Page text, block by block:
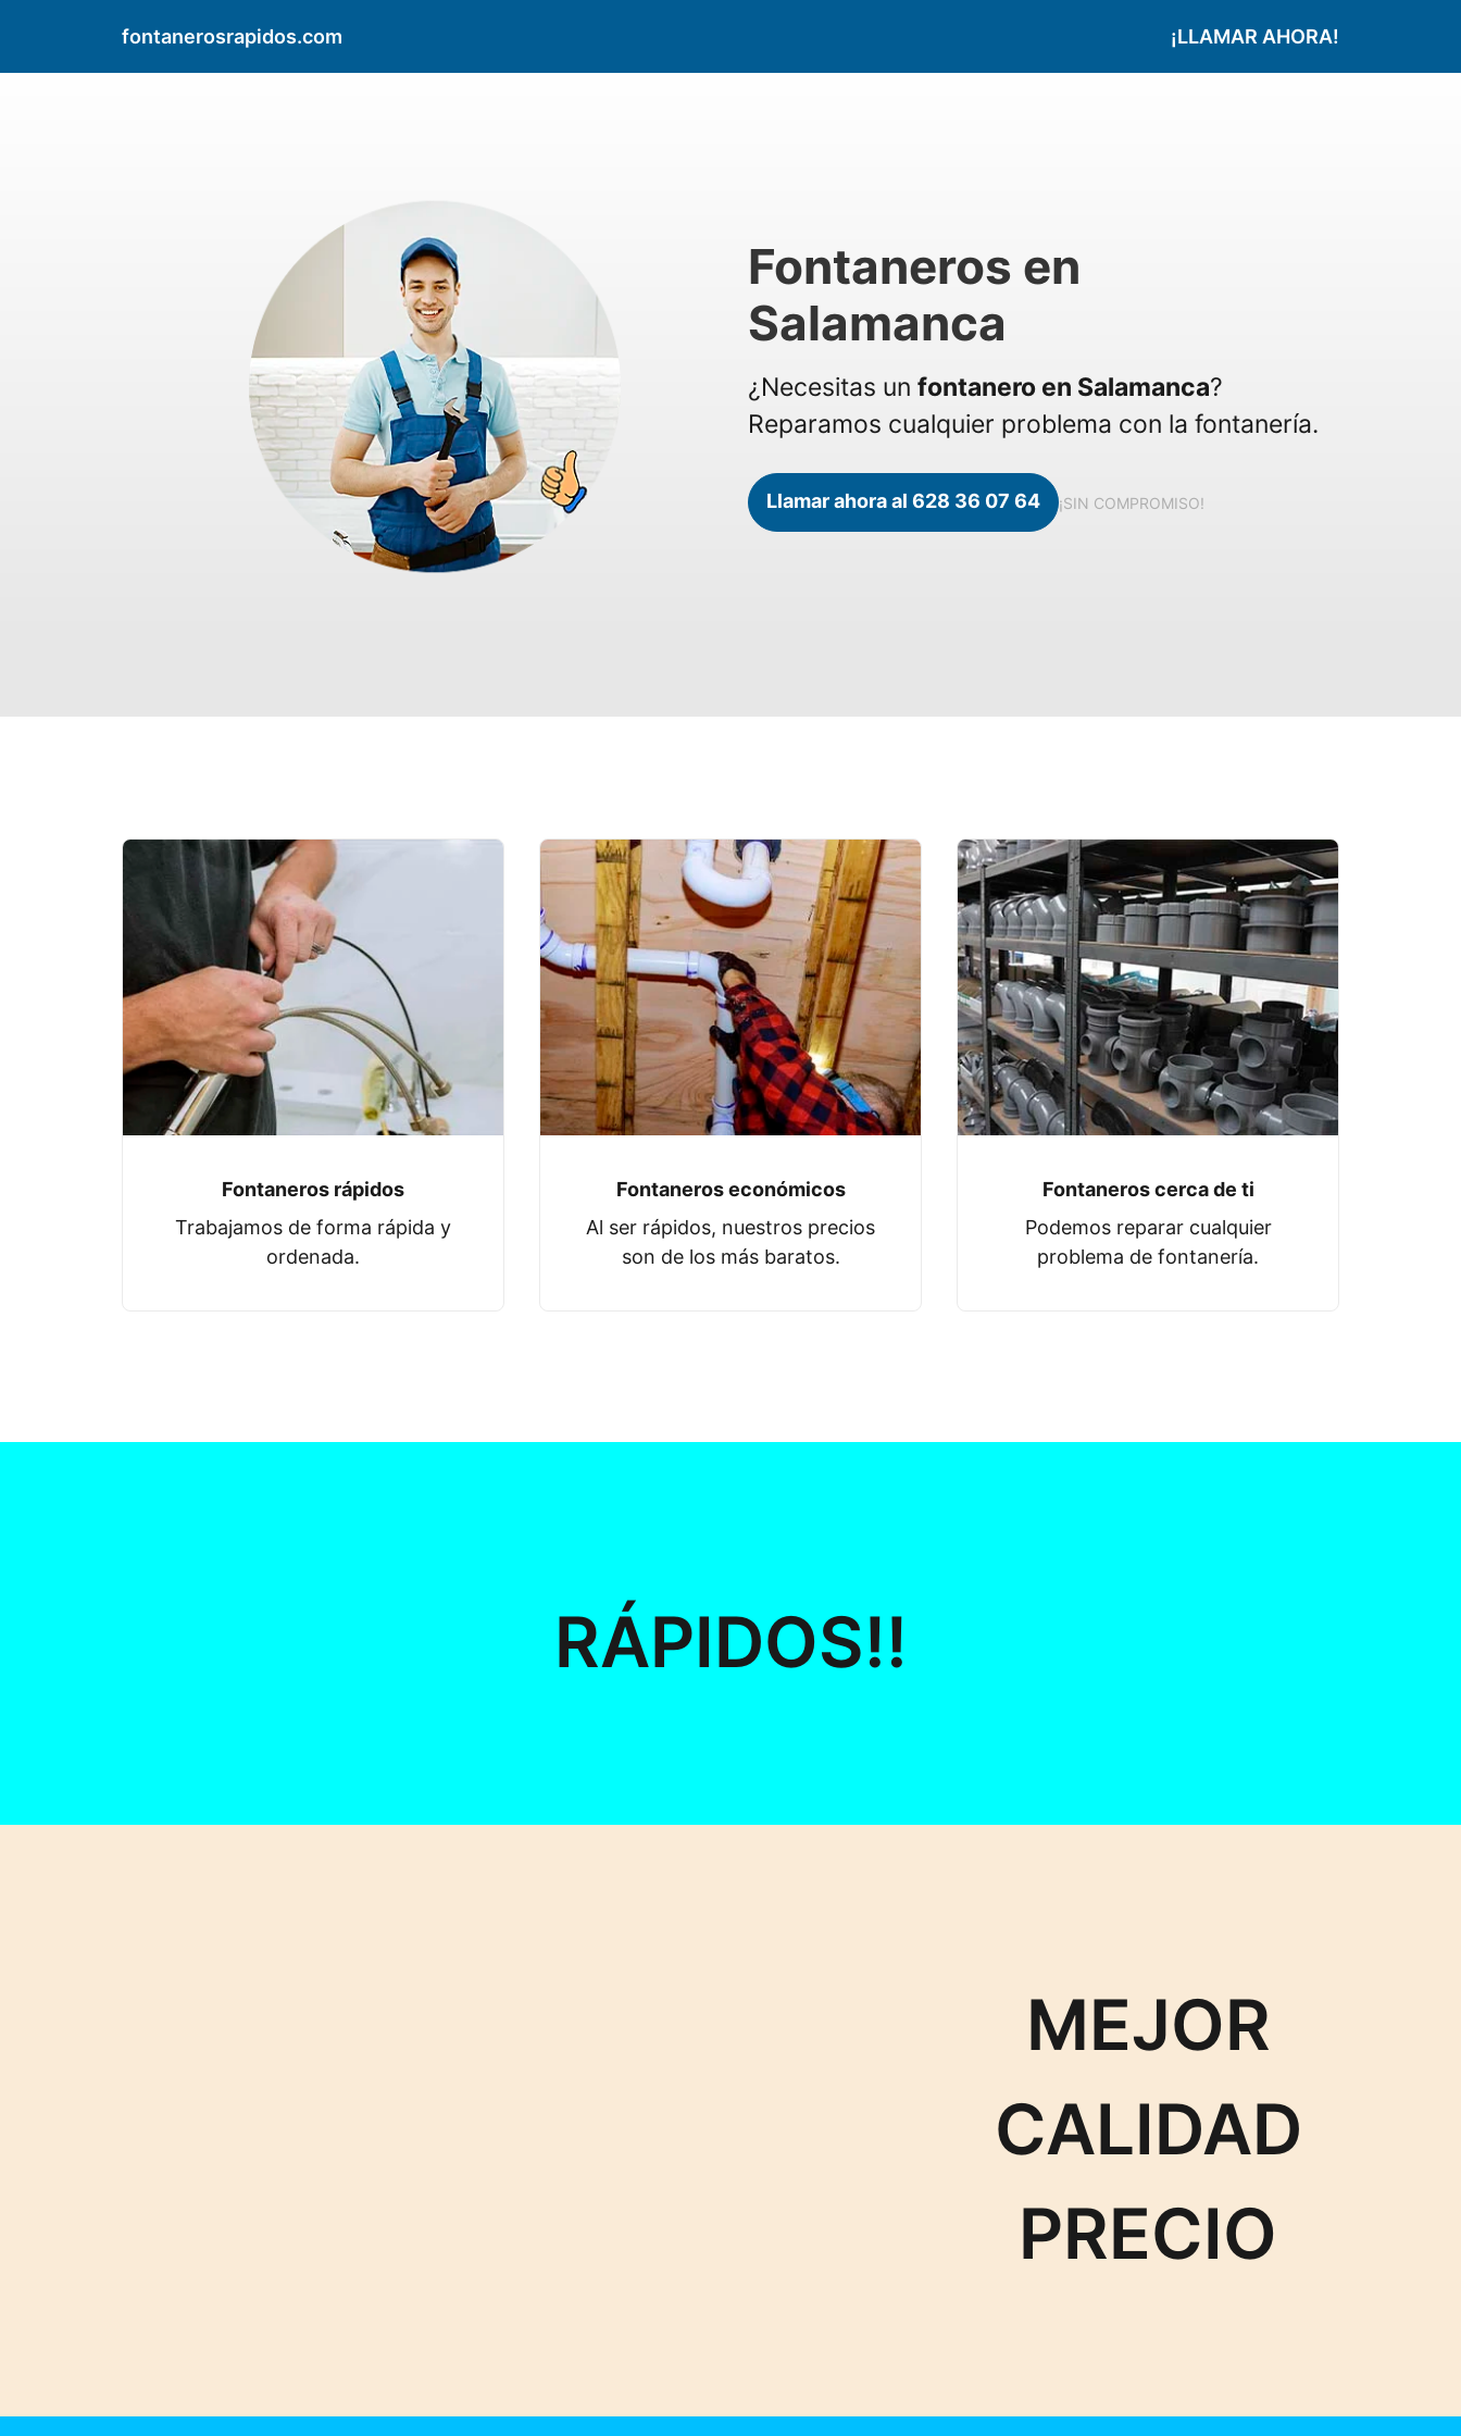
fontanerosrapidos.com ¡LLAMAR AHORA!
Fontaneros en
Salamanca
¿Necesitas un fontanero en Salamanca?
Reparamos cualquier problema con la fontanería.
Llamar ahora al 628 36 07 64 ¡SIN COMPROMISO!
Fontaneros rápidos
Trabajamos de forma rápida y
ordenada.
Fontaneros económicos
Al ser rápidos, nuestros precios
son de los más baratos.
Fontaneros cerca de ti
Podemos reparar cualquier
problema de fontanería.
RÁPIDOS!!
MEJOR
CALIDAD
PRECIO